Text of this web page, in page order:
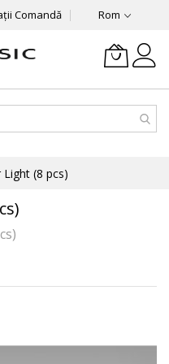
Comandă Rom
Light (8 pcs)